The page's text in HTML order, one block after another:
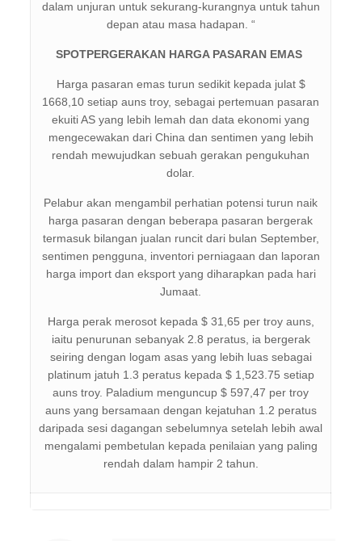
dalam unjuran untuk sekurang-kurangnya untuk tahun
depan atau masa hadapan. “
SPOTPERGERAKAN HARGA PASARAN EMAS
Harga pasaran emas turun sedikit kepada julat $
1668,10 setiap auns troy, sebagai pertemuan pasaran
ekuiti AS yang lebih lemah dan data ekonomi yang
mengecewakan dari China dan sentimen yang lebih
rendah mewujudkan sebuah gerakan pengukuhan
dolar.
Pelabur akan mengambil perhatian potensi turun naik
harga pasaran dengan beberapa pasaran bergerak
termasuk bilangan jualan runcit dari bulan September,
sentimen pengguna, inventori perniagaan dan laporan
harga import dan eksport yang diharapkan pada hari
Jumaat.
Harga perak merosot kepada $ 31,65 per troy auns,
iaitu penurunan sebanyak 2.8 peratus, ia bergerak
seiring dengan logam asas yang lebih luas sebagai
platinum jatuh 1.3 peratus kepada $ 1,523.75 setiap
auns troy. Paladium menguncup $ 597,47 per troy
auns yang bersamaan dengan kejatuhan 1.2 peratus
daripada sesi dagangan sebelumnya setelah lebih awal
mengalami pembetulan kepada penilaian yang paling
rendah dalam hampir 2 tahun.